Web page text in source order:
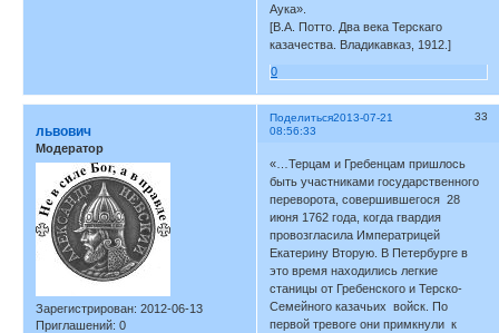
Аука».
[В.А. Потто. Два века Терскаго
казачества. Владикавказ, 1912.]
0
Поделиться 33
2013-07-21
08:56:33
львович
Модератор
Зарегистрирован: 2012-06-13
Приглашений: 0
«…Терцам и Гребенцам пришлось
быть участниками государственного
переворота, совершившегося 28
июня 1762 года, когда гвардия
провозгласила Императрицей
Екатерину Вторую. В Петербурге в
это время находились легкие
станицы от Гребенского и Терско-
Семейного казачьих войск. По
первой тревоге они примкнули к